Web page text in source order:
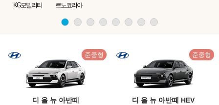
KG모빌리티 르노코리아
준중형
디 올 뉴 아반떼
준중형
디 올 뉴 아반떼 HEV